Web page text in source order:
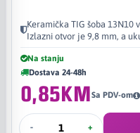
Keramička TIG šoba 13N10
Izlazni otvor je 9,8 mm, a
Na stanju
Dostava 24-48h
0,85KMSa PDV-om
- +